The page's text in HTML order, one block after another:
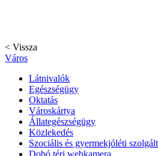
< Vissza
Város
Látnivalók
Egészségügy
Oktatás
Városkártya
Állategészségügy
Közlekedés
Szociális és gyermekjóléti
Dobó téri webkamera